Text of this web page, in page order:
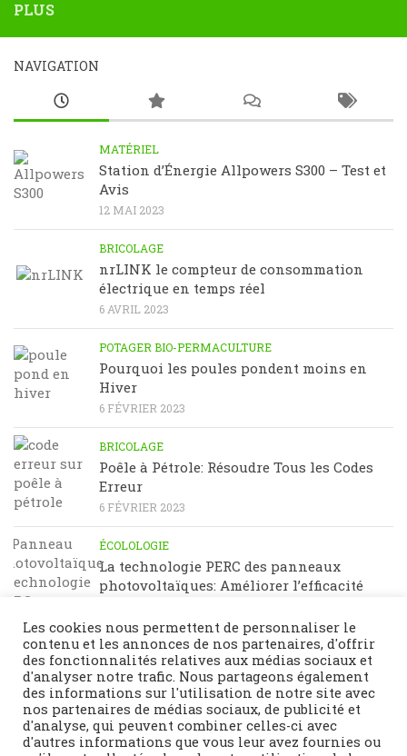
PLUS
NAVIGATION
MATÉRIEL
Station d’Énergie Allpowers S300 – Test et
Avis
12 MAI 2023
BRICOLAGE
nrLINK le compteur de consommation
électrique en temps réel
6 AVRIL 2023
POTAGER BIO-PERMACULTURE
Pourquoi les poules pondent moins en
Hiver
6 FÉVRIER 2023
BRICOLAGE
Poêle à Pétrole: Résoudre Tous les Codes
Erreur
6 FÉVRIER 2023
ÉCOLOLOGIE
La technologie PERC des panneaux
photovoltaïques: Améliorer l’efficacité
23 JANVIER 2023
Les cookies nous permettent de personnaliser le
contenu et les annonces de nos partenaires, d'offrir
des fonctionnalités relatives aux médias sociaux et
d'analyser notre trafic. Nous partageons également
des informations sur l'utilisation de notre site avec
nos partenaires de médias sociaux, de publicité et
d'analyse, qui peuvent combiner celles-ci avec
d'autres informations que vous leur avez fournies ou